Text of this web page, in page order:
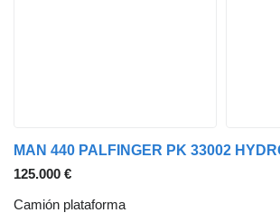
MAN 440 PALFINGER PK 33002
125.000 €
Camión plataforma